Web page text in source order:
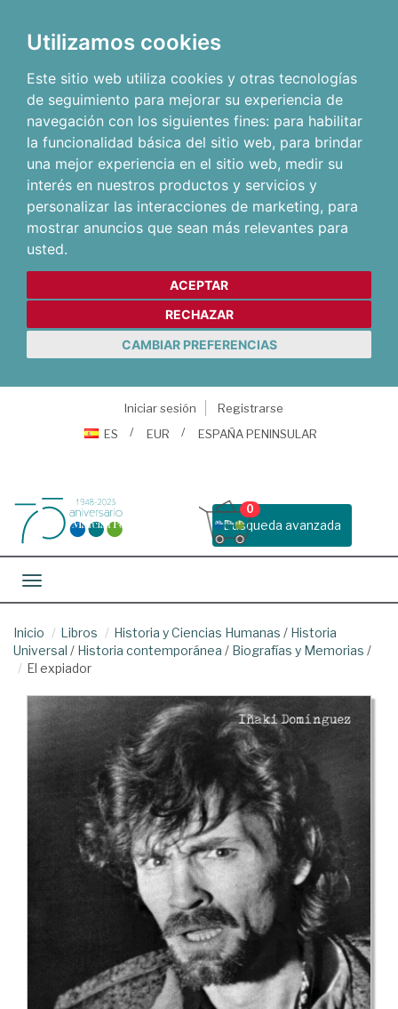
Utilizamos cookies
Este sitio web utiliza cookies y otras tecnologías
de seguimiento para mejorar su experiencia de
navegación con los siguientes fines: para habilitar
la funcionalidad básica del sitio web, para brindar
una mejor experiencia en el sitio web, medir su
interés en nuestros productos y servicios y
personalizar las interacciones de marketing, para
mostrar anuncios que sean más relevantes para
usted.
ACEPTAR
RECHAZAR
CAMBIAR PREFERENCIAS
Iniciar sesión
Registrarse
ES
EUR ESPAÑA PENINSULAR
Busqueda avanzada
0
Toggle navigation
Inicio Libros Historia y Ciencias Humanas / Historia
Universal / Historia contemporánea / Biografías y Memorias /
El expiador